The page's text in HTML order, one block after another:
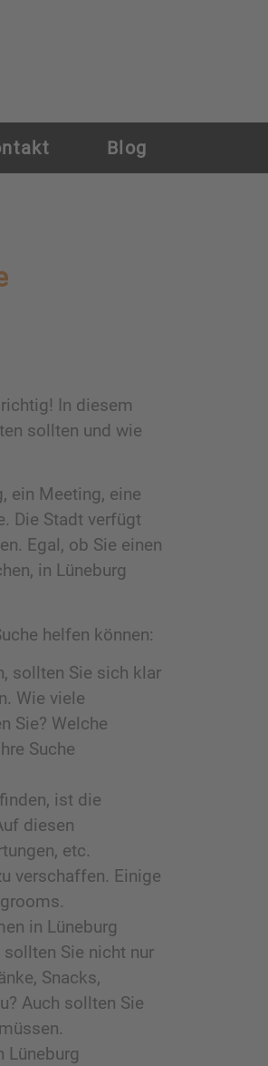
Blog
In diesem
sollten und wie
ein Meeting, eine
Die Stadt verfügt
Egal, ob Sie einen
in Lüneburg
helfen können:
sollten Sie sich klar
Wie viele
Sie? Welche
Suche
ist die
diesen
etc.
verschaffen. Einige
in Lüneburg
Sie nicht nur
Snacks,
Auch sollten Sie
Lüneburg